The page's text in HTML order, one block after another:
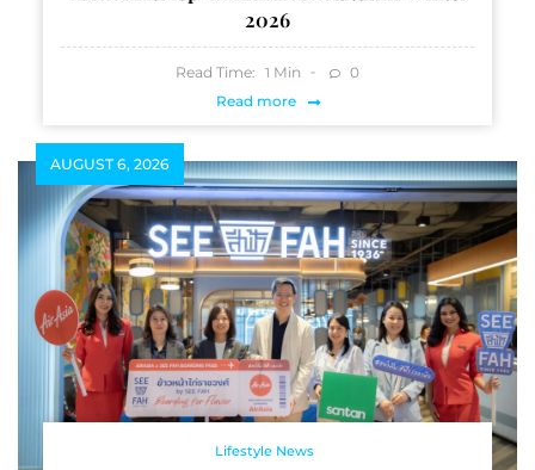
2026
Read Time: 1 Min
0
Read more
AUGUST 6, 2026
Lifestyle News